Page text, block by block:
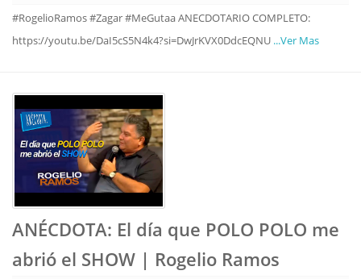
#RogelioRamos #Zagar #MeGutaa ANECDOTARIO COMPLETO:
https://youtu.be/DaI5cS5N4k4?si=DwJrKVX0DdcEQNU ...Ver Mas
ANÉCDOTA: El día que POLO POLO me
abrió el SHOW | Rogelio Ramos